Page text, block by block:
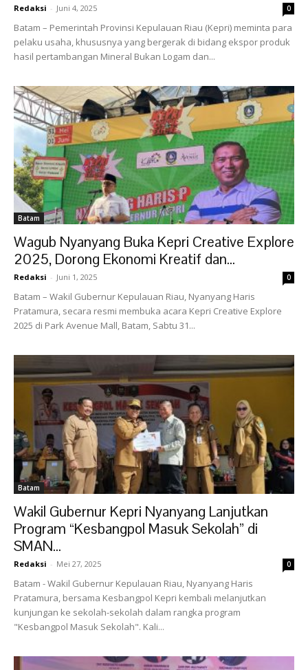
Redaksi - Juni 4, 2025 0
Batam – Pemerintah Provinsi Kepulauan Riau (Kepri) meminta para
pelaku usaha, khususnya yang bergerak di bidang ekspor produk
hasil pertambangan Mineral Bukan Logam dan...
Batam
Wagub Nyanyang Buka Kepri Creative Explore
2025, Dorong Ekonomi Kreatif dan...
Redaksi - Juni 1, 2025 0
Batam – Wakil Gubernur Kepulauan Riau, Nyanyang Haris
Pratamura, secara resmi membuka acara Kepri Creative Explore
2025 di Park Avenue Mall, Batam, Sabtu 31...
Batam
Wakil Gubernur Kepri Nyanyang Lanjutkan
Program “Kesbangpol Masuk Sekolah” di
SMAN...
Redaksi - Mei 27, 2025 0
Batam - Wakil Gubernur Kepulauan Riau, Nyanyang Haris
Pratamura, bersama Kesbangpol Kepri kembali melanjutkan
kunjungan ke sekolah-sekolah dalam rangka program
"Kesbangpol Masuk Sekolah". Kali...